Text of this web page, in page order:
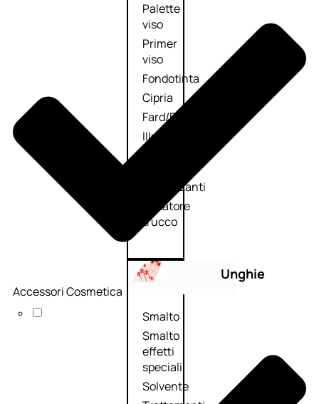
Palette
viso
Primer
viso
Fondotinta
Cipria
Fard/Blush
Illuminante
abbronzanti
Fissatore
trucco
Unghie
Smalto
Smalto
effetti
speciali
Solvente
Accessori Cosmetica